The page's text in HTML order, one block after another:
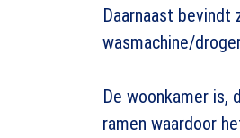
Daarnaast
wasmachine/
De woonkamer is,
ramen waardoor